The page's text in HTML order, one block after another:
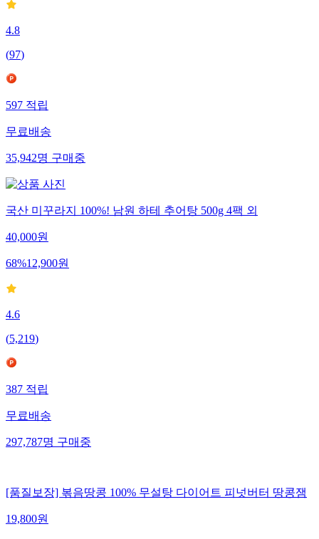
4.8
(97)
597 적립
무료배송
35,942명 구매중
국산 미꾸라지 100%! 남원 하테 추어탕 500g 4팩 외
40,000원
68%12,900원
4.6
(5,219)
387 적립
무료배송
297,787명 구매중
[품질보장] 볶음땅콩 100% 무설탕 다이어트 피넛버터 땅콩잼
19,800원